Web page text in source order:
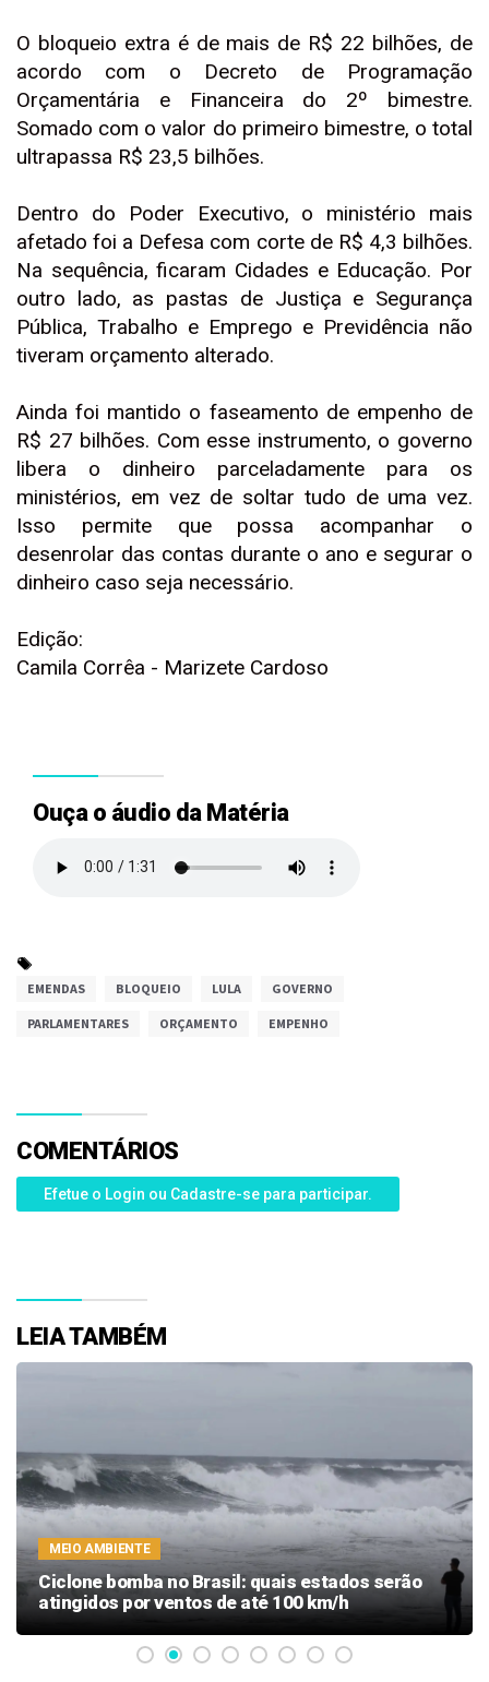
O bloqueio extra é de mais de R$ 22 bilhões, de
acordo com o Decreto de Programação
Orçamentária e Financeira do 2º bimestre.
Somado com o valor do primeiro bimestre, o total
ultrapassa R$ 23,5 bilhões.
Dentro do Poder Executivo, o ministério mais
afetado foi a Defesa com corte de R$ 4,3 bilhões.
Na sequência, ficaram Cidades e Educação. Por
outro lado, as pastas de Justiça e Segurança
Pública, Trabalho e Emprego e Previdência não
tiveram orçamento alterado.
Ainda foi mantido o faseamento de empenho de
R$ 27 bilhões. Com esse instrumento, o governo
libera o dinheiro parceladamente para os
ministérios, em vez de soltar tudo de uma vez.
Isso permite que possa acompanhar o
desenrolar das contas durante o ano e segurar o
dinheiro caso seja necessário.
Edição:
Camila Corrêa - Marizete Cardoso
Ouça o áudio da Matéria
EMENDAS BLOQUEIO LULA GOVERNO
PARLAMENTARES ORÇAMENTO EMPENHO
COMENTÁRIOS
Efetue o Login ou Cadastre-se para participar.
LEIA TAMBÉM
MEIO AMBIENTE
Ciclone bomba no Brasil: quais estados serão
atingidos por ventos de até 100 km/h